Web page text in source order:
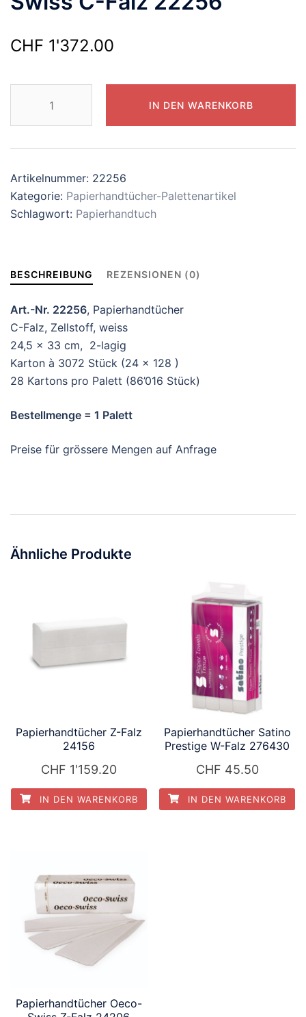
CHF 1'372.00
Swiss
C-
22256
Menge
IN DEN WARENKORB
Artikelnummer: 22256
Kategorie: Papierhandtücher-Palettenartikel
Schlagwort: Papierhandtuch
BESCHREIBUNG REZENSIONEN (0)
Art.-Nr. 22256, Papierhandtücher
C-Falz, Zellstoff, weiss
24,5 x 33 cm, 2-lagig
Karton à 3072 Stück (24 x 128 )
28 Kartons pro Palett (86’016 Stück)
Bestellmenge = 1 Palett
Preise für grössere Mengen auf Anfrage
Ähnliche Produkte
Papierhandtücher Z-Falz
24156
CHF 1'159.20
IN DEN WARENKORB
Papierhandtücher Satino
Prestige W-Falz 276430
CHF 45.50
IN DEN WARENKORB
Papierhandtücher Oeco-